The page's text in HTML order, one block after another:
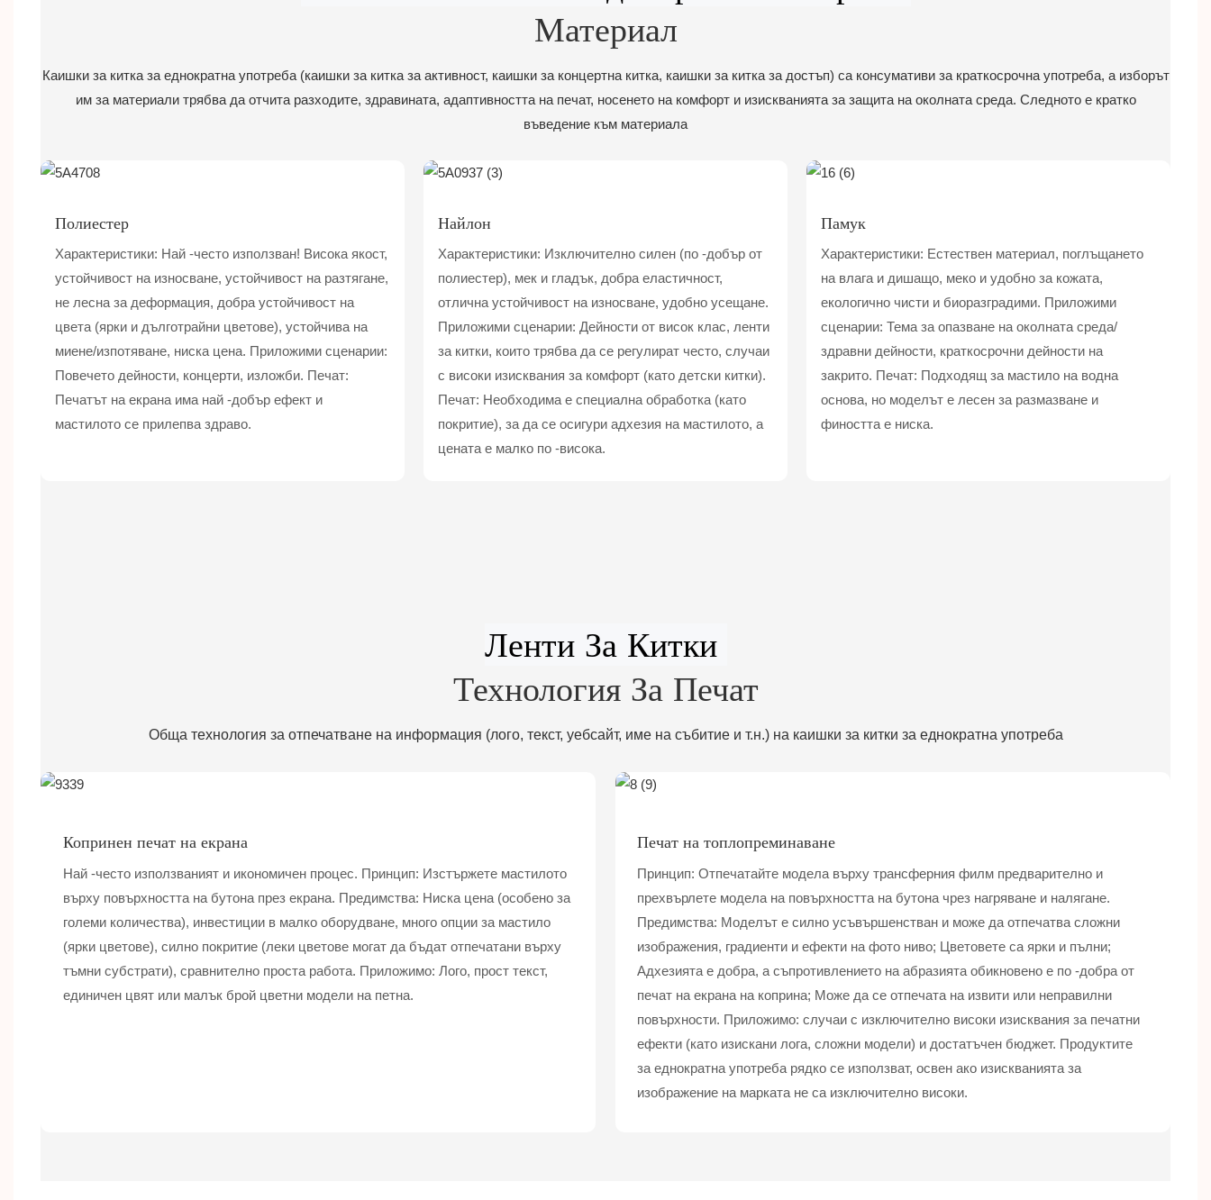
Материал
Каишки за китка за еднократна употреба (каишки за китка за активност, каишки за концертна китка, каишки за китка за достъп) са консумативи за краткосрочна употреба, а изборът
им за материали трябва да отчита разходите, здравината, адаптивността на печат, носенето на комфорт и изискванията за защита на околната среда. Следното е кратко
въведение към материала
Полиестер
Характеристики: Най -често използван! Висока якост,
устойчивост на износване, устойчивост на разтягане,
не лесна за деформация, добра устойчивост на
цвета (ярки и дълготрайни цветове), устойчива на
миене/изпотяване, ниска цена. Приложими сценарии:
Повечето дейности, концерти, изложби. Печат:
Печатът на екрана има най -добър ефект и
мастилото се прилепва здраво.
Найлон
Характеристики: Изключително силен (по -добър от
полиестер), мек и гладък, добра еластичност,
отлична устойчивост на износване, удобно усещане.
Приложими сценарии: Дейности от висок клас, ленти
за китки, които трябва да се регулират често, случаи
с високи изисквания за комфорт (като детски китки).
Печат: Необходима е специална обработка (като
покритие), за да се осигури адхезия на мастилото, а
цената е малко по -висока.
Памук
Характеристики: Естествен материал, поглъщането
на влага и дишащо, меко и удобно за кожата,
екологично чисти и биоразградими. Приложими
сценарии: Тема за опазване на околната среда/
здравни дейности, краткосрочни дейности на
закрито. Печат: Подходящ за мастило на водна
основа, но моделът е лесен за размазване и
фиността е ниска.
Технология За Печат
Обща технология за отпечатване на информация (лого, текст, уебсайт, име на събитие и т.н.) на каишки за китки за еднократна употреба
Копринен печат на екрана
Най -често използваният и икономичен процес. Принцип: Изстържете мастилото
върху повърхността на бутона през екрана. Предимства: Ниска цена (особено за
големи количества), инвестиции в малко оборудване, много опции за мастило
(ярки цветове), силно покритие (леки цветове могат да бъдат отпечатани върху
тъмни субстрати), сравнително проста работа. Приложимо: Лого, прост текст,
единичен цвят или малък брой цветни модели на петна.
Печат на топлопреминаване
Принцип: Отпечатайте модела върху трансферния филм предварително и
прехвърлете модела на повърхността на бутона чрез нагряване и налягане.
Предимства: Моделът е силно усъвършенстван и може да отпечатва сложни
изображения, градиенти и ефекти на фото ниво; Цветовете са ярки и пълни;
Адхезията е добра, а съпротивлението на абразията обикновено е по -добра от
печат на екрана на коприна; Може да се отпечата на извити или неправилни
повърхности. Приложимо: случаи с изключително високи изисквания за печатни
ефекти (като изискани лога, сложни модели) и достатъчен бюджет. Продуктите
за еднократна употреба рядко се използват, освен ако изискванията за
изображение на марката не са изключително високи.